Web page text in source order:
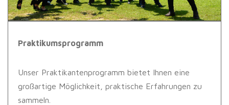
Praktikumsprogramm
Unser Praktikantenprogramm bietet Ihnen eine
großartige Möglichkeit, praktische Erfahrungen zu
sammeln.